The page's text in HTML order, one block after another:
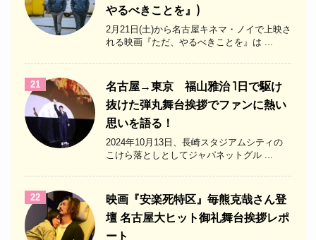
やるべきことを』)
2月21日(土)から名古屋キネマ・ノイで上映さ
れる映画『ただ、やるべきことを』は ...
21
名古屋→東京 福山雅治 1日で駆け
抜けた弾丸舞台挨拶でファンに熱い
思いを語る！
2024年10月13日、長崎スタジアムシティの
こけら落としとしてジャパネットグル ...
22
映画『安楽死特区』毎熊克哉さん登
壇 名古屋大ヒット御礼舞台挨拶レポ
ート